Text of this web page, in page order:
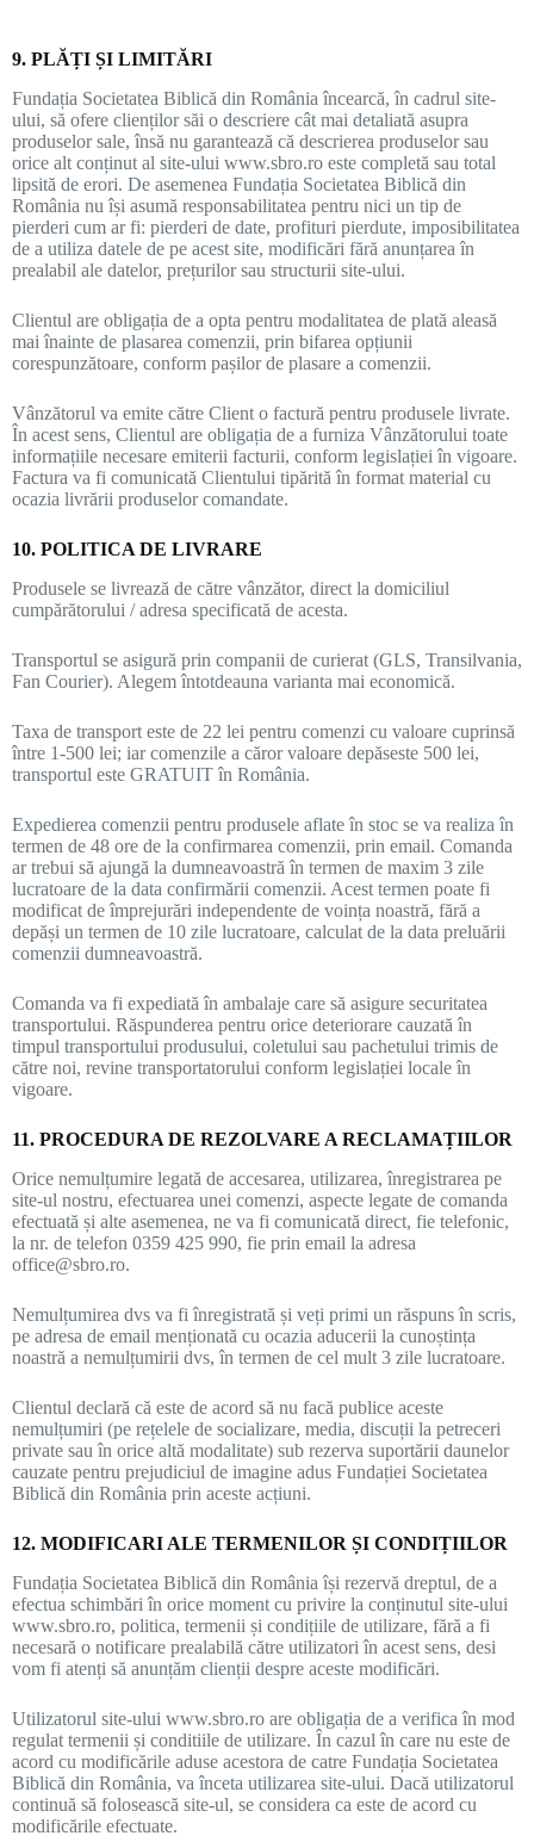
9. PLĂȚI ȘI LIMITĂRI
Fundația Societatea Biblică din România încearcă, în cadrul site-
ului, să ofere clienților săi o descriere cât mai detaliată asupra
produselor sale, însă nu garantează că descrierea produselor sau
orice alt conținut al site-ului www.sbro.ro este completă sau total
lipsită de erori. De asemenea Fundația Societatea Biblică din
România nu își asumă responsabilitatea pentru nici un tip de
pierderi cum ar fi: pierderi de date, profituri pierdute, imposibilitatea
de a utiliza datele de pe acest site, modificări fără anunțarea în
prealabil ale datelor, prețurilor sau structurii site-ului.
Clientul are obligația de a opta pentru modalitatea de plată aleasă
mai înainte de plasarea comenzii, prin bifarea opțiunii
corespunzătoare, conform pașilor de plasare a comenzii.
Vânzătorul va emite către Client o factură pentru produsele livrate.
În acest sens, Clientul are obligația de a furniza Vânzătorului toate
informațiile necesare emiterii facturii, conform legislației în vigoare.
Factura va fi comunicată Clientului tipărită în format material cu
ocazia livrării produselor comandate.
10. POLITICA DE LIVRARE
Produsele se livrează de către vânzător, direct la domiciliul
cumpărătorului / adresa specificată de acesta.
Transportul se asigură prin companii de curierat (GLS, Transilvania,
Fan Courier). Alegem întotdeauna varianta mai economică.
Taxa de transport este de 22 lei pentru comenzi cu valoare cuprinsă
între 1-500 lei; iar comenzile a căror valoare depăseste 500 lei,
transportul este GRATUIT în România.
Expedierea comenzii pentru produsele aflate în stoc se va realiza în
termen de 48 ore de la confirmarea comenzii, prin email. Comanda
ar trebui să ajungă la dumneavoastră în termen de maxim 3 zile
lucratoare de la data confirmării comenzii. Acest termen poate fi
modificat de împrejurări independente de voința noastră, fără a
depăși un termen de 10 zile lucratoare, calculat de la data preluării
comenzii dumneavoastră.
Comanda va fi expediată în ambalaje care să asigure securitatea
transportului. Răspunderea pentru orice deteriorare cauzată în
timpul transportului produsului, coletului sau pachetului trimis de
către noi, revine transportatorului conform legislației locale în
vigoare.
11. PROCEDURA DE REZOLVARE A RECLAMAȚIILOR
Orice nemulțumire legată de accesarea, utilizarea, înregistrarea pe
site-ul nostru, efectuarea unei comenzi, aspecte legate de comanda
efectuată și alte asemenea, ne va fi comunicată direct, fie telefonic,
la nr. de telefon 0359 425 990, fie prin email la adresa
office@sbro.ro.
Nemulțumirea dvs va fi înregistrată și veți primi un răspuns în scris,
pe adresa de email menționată cu ocazia aducerii la cunoștința
noastră a nemulțumirii dvs, în termen de cel mult 3 zile lucratoare.
Clientul declară că este de acord să nu facă publice aceste
nemulțumiri (pe rețelele de socializare, media, discuții la petreceri
private sau în orice altă modalitate) sub rezerva suportării daunelor
cauzate pentru prejudiciul de imagine adus Fundației Societatea
Biblică din România prin aceste acțiuni.
12. MODIFICARI ALE TERMENILOR ȘI CONDIȚIILOR
Fundația Societatea Biblică din România își rezervă dreptul, de a
efectua schimbări în orice moment cu privire la conținutul site-ului
www.sbro.ro, politica, termenii și condițiile de utilizare, fără a fi
necesară o notificare prealabilă către utilizatori în acest sens, desi
vom fi atenți să anunțăm clienții despre aceste modificări.
Utilizatorul site-ului www.sbro.ro are obligația de a verifica în mod
regulat termenii și conditiile de utilizare. În cazul în care nu este de
acord cu modificările aduse acestora de catre Fundația Societatea
Biblică din România, va înceta utilizarea site-ului. Dacă utilizatorul
continuă să folosească site-ul, se considera ca este de acord cu
modificările efectuate.